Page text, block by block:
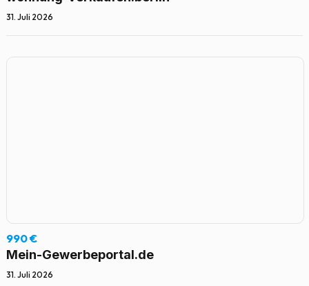
31. Juli 2026
990 €
Mein-Gewerbeportal.de
31. Juli 2026